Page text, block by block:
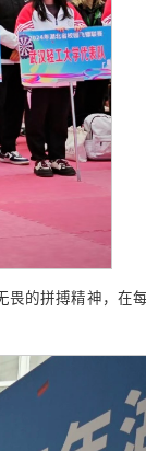
的拼搏精神，在